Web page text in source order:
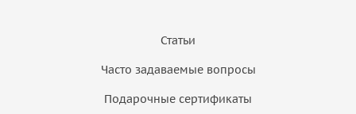
Статьи
Часто задаваемые вопросы
Подарочные сертификаты